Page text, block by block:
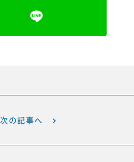
次の記事へ